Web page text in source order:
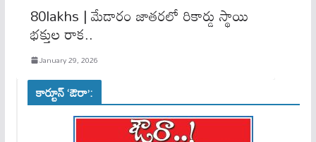
80lakhs | మేడారం జాతరలో రికార్డు స్థాయి
భక్తుల రాక..
January 29, 2026
కార్టూన్ ‘ఔరా’: